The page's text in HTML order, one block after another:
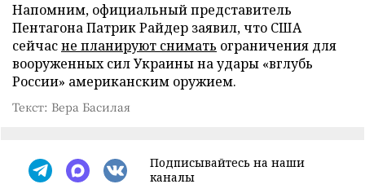
Напомним, официальный представитель
Пентагона Патрик Райдер заявил, что США
сейчасне планируют снимать ограничения для
вооруженных сил Украины на удары «вглубь
России» американским оружием.
Текст: Вера Басилая
Подписывайтесь на наши
каналы